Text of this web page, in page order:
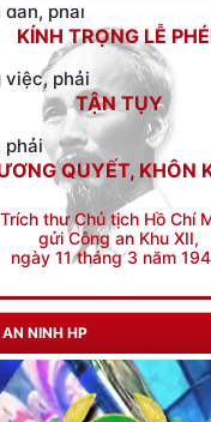
phải
TẬN TỤY
phải
QUYẾT, KHÔN
Trích thư Chủ tịch Hồ Chí
gửi Công an Khu XII,
ngày 11 tháng 3 năm
NINH HP